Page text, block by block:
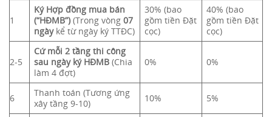
1
Ký Hợp đồng mua bán
(“HĐMB”) (Trong vòng07
ngàykể từ ngày ký TTĐC)
30% (bao
gồm tiền Đặt
cọc)
40% (bao
gồm tiền Đặt
cọc)
2-5
Cứ mỗi 2 tầng thi công
sau ngày ký HĐMB (Chia
làm 4 đợt)
0% 0%
6
Thanh toán (Tương ứng
xây tầng 9-10)
10% 5%